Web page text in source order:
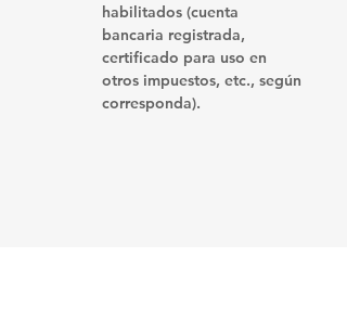
habilitados (cuenta
bancaria registrada,
certificado para uso en
otros impuestos, etc., según
corresponda).